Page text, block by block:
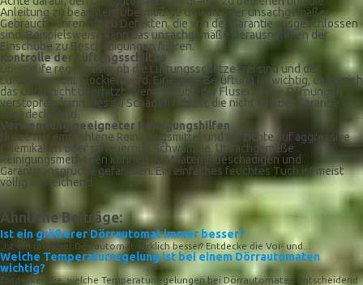
Anleitung zu beachten. Übermäßige Gewalt oder unsachgemäßer
Gebrauch führen oft zu Defekten, die von der Garantie ausgeschlossen
sind. Beispielsweise kann das unsachgemäße Herausnehmen der
Einschübe zu Beschädigungen führen.
Kontrolle der Lüftungsschlitze
Überprüfe regelmäßig, ob die Lüftungsschlitze frei sind und der
Luftstrom nicht blockiert wird. Eine gute Belüftung ist wichtig, damit sich
das Gerät nicht überhitzt. Wenn Staub oder Flusen diese Öffnungen
verstopfen, kann dies zu Schäden führen, die nicht von der Garantie
abgedeckt sind.
Verwendung geeigneter Reinigungshilfen
Nutze nur empfohlene Reinigungsmittel und verzichte auf aggressive
Chemikalien oder scheuernde Schwämme. Unsachgemäße
Reinigungsmethoden können das Material beschädigen und
Garantieansprüche gefährden. Ein einfaches feuchtes Tuch ist meist
völlig ausreichend.
Ähnliche Beiträge:
Ist ein größerer Dörrautomat immer besser?
„Ist ein größerer Dörrautomat wirklich besser? Entdecke die Vor- und...
Welche Temperaturregelung ist bei einem Dörrautomaten
wichtig?
Entdecken Sie, welche Temperaturregelungen bei Dörrautomaten entscheidend